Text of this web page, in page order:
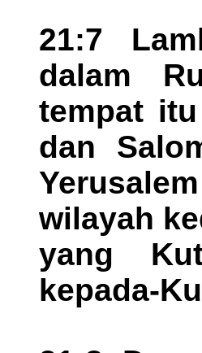
21:7
dalam
tempat
dan
wilayah
yang
kepada-